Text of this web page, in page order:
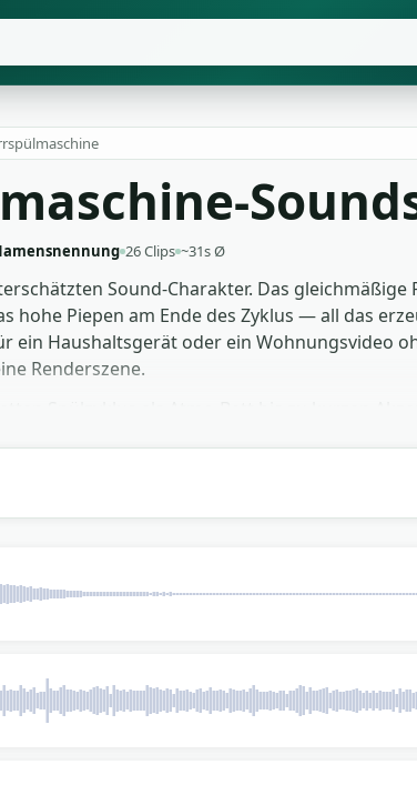
26 Clips ~31s Ø
Sound-Charakter. Das
hohe Piepen am Ende des Zyklus — all das
Haushaltsgerät oder ein Wohnungsvideo
Renderszene.
von Haushaltsgeräuschen schneiden. Alle
werden.